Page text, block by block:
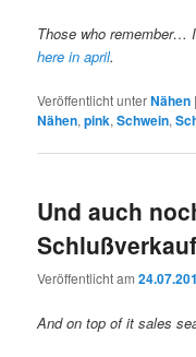
Those who remember…
here in april.
Veröffentlicht unterNähen
Nähen,pink,Schwein,
Und auch
Veröffentlicht am
And on top of it sales